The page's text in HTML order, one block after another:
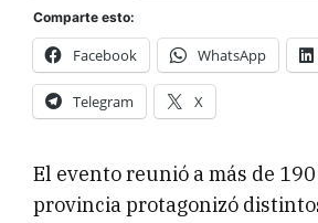
Comparte esto:
Facebook WhatsApp
Telegram X
El evento reunió a más de
provincia protagonizó